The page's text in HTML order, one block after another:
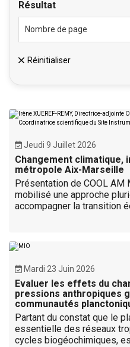
Résultat
Réinitialiser
Jeudi 9 Juillet 2026
Changement climatique,
métropole Aix-Marseille
Présentation de COOL
mobilisé une approche
accompagner la transition
Mardi 23 Juin 2026
Evaluer les effets du
pressions anthropiques
communautés
Partant du constat que le
essentielle des réseaux
cycles biogéochimiques,